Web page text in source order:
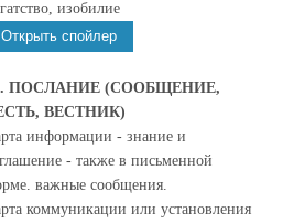
изобилие
ПОСЛАНИЕ (СООБЩЕНИЕ,
ВЕСТНИК)
информации - знание и
- также в письменной
важные сообщения.
коммуникации или установления